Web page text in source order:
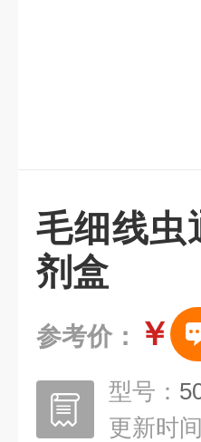
毛细线虫
剂盒
参考价： ￥
型号：
更新时间